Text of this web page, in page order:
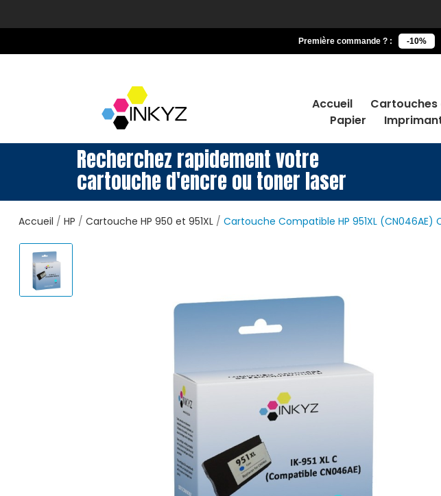
Première commande ? : -10%
Accueil Cartouches
Papier
Recherchez rapidement votre
cartouche d'encre ou toner laser
Accueil HP Cartouche HP 950 et 951XL Cartouche Compatible HP 951XL (CN046AE)